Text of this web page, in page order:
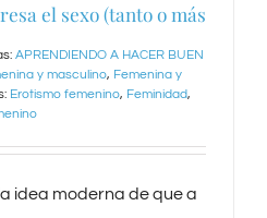
el sexo (tanto o más
APRENDIENDO A HACER BUEN
y masculino, Femenina y
Erotismo femenino, Feminidad,
idea moderna de que a